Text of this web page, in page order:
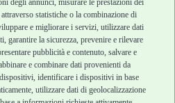
degli annunci, misurare le prestazioni dei
statistiche o la combinazione di
e migliorare i servizi, utilizzare dati
garantire la sicurezza, prevenire e rilevare
pubblicità e contenuto, salvare e
e combinare dati provenienti da
identificare i dispositivi in base
utilizzare dati di geolocalizzazione
di vendita
Cashback
Metodi di
pagamento
Recesso e Reso
Spedizioni